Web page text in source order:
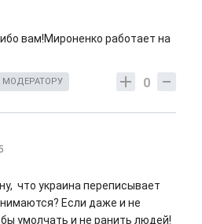
вам!Мироненко работает на
0
МОДЕРАТОРУ
что украина переписывает
Если даже и не
умолчать и не ранить людей!